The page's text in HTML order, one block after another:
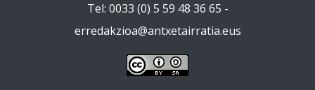
Tel: 0033 (0) 5 59 48 36 65 -
erredakzioa@antxetairratia.eus